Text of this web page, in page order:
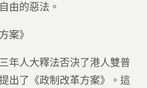
由的惡法。
案》
年人大釋法否決了港人雙普
出了《政制改革方案》。這